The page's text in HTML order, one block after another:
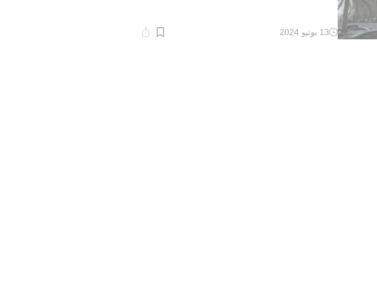
وقت
13 يونيو 2024